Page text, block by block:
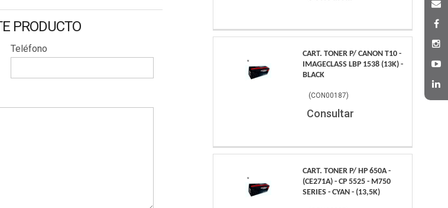
PRODUCTO
Teléfono
CART. TONER P/ CANON T10 -
IMAGECLASS LBP 1538 (13K) -
BLACK
(CON00187)
Consultar
CART. TONER P/ HP 650A -
(CE271A) - CP 5525 - M750
SERIES - CYAN - (13,5K)